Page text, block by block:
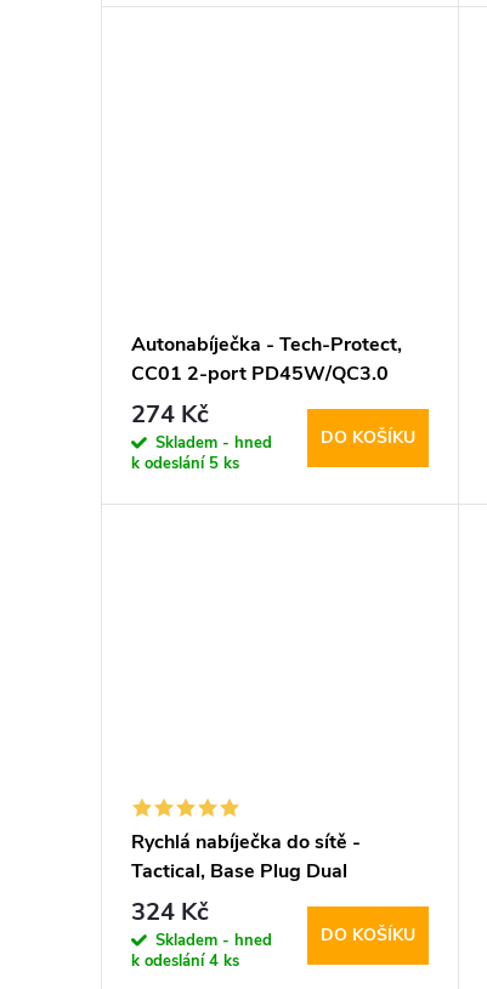
d
Autonabíječka - Tech-Protect,
CC01 2-port PD45W/QC3.0
274 Kč
Skladem - hned
k odeslání 5 ks
DO KOŠÍKU
Rychlá nabíječka do sítě -
Tactical, Base Plug Dual
PD20W/QC3.0 White
324 Kč
Skladem - hned
k odeslání4 ks
DO KOŠÍKU